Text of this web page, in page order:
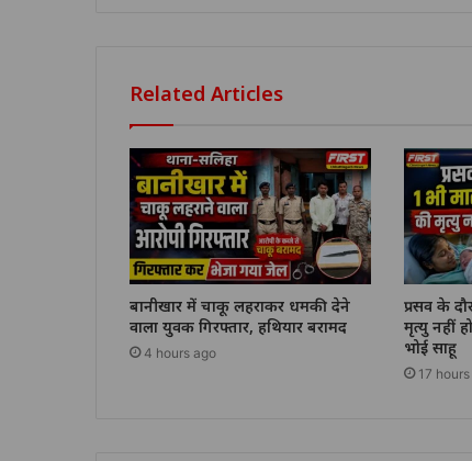
Related Articles
बानीखार में चाकू लहराकर धमकी देने
वाला युवक गिरफ्तार, हथियार बरामद
4 hours ago
प्रसव के
मृत्यु नहीं
भोई साहू
17